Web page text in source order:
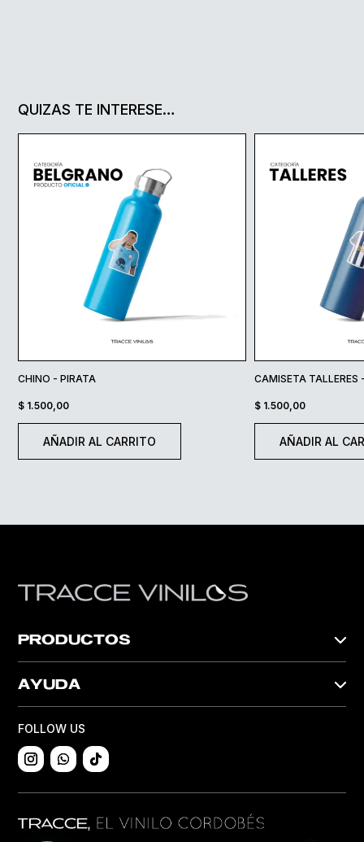
QUIZAS TE INTERESE…
CHINO - PIRATA
$ 1.500,00
AÑADIR AL CARRITO
CAMISETA TALLERES
$ 1.500,00
AÑADIR AL
PRODUCTOS
AYUDA
FOLLOW US